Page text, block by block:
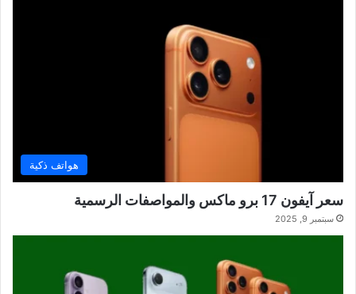
هواتف ذكية
سعر آيفون 17 برو ماكس والمواصفات الرسمية
سبتمبر 9, 2025